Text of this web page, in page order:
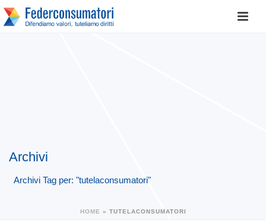
Archivi
Archivi Tag per: "tutelaconsumatori"
HOME » TUTELACONSUMATORI